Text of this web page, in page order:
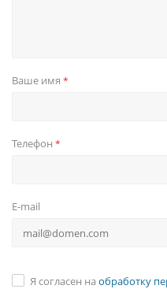
Ваше имя *
Телефон *
E-mail
Я согласен на обработку